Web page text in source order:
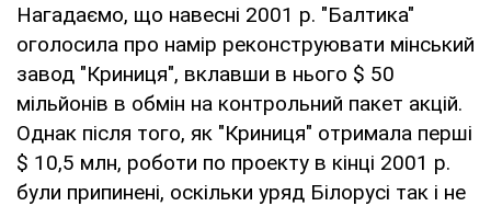
Нагадаємо, що навесні 2001 р. "Балтика"
оголосила про намір реконструювати мінський
завод "Криниця", вклавши в нього $ 50
мільйонів в обмін на контрольний пакет акцій.
Однак після того, як "Криниця" отримала перші
$ 10,5 млн, роботи по проекту в кінці 2001 р.
були припинені, оскільки уряд Білорусі так і не